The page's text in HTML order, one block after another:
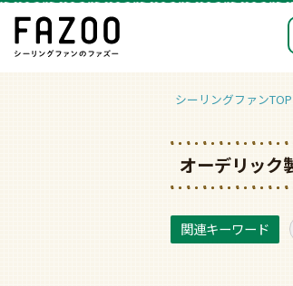
シーリングファンTOP
オーデリック